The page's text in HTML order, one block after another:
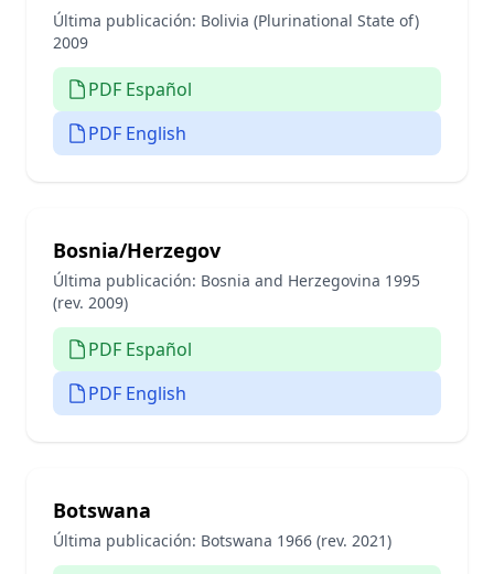
Última publicación: Bolivia (Plurinational State of)
2009
PDF Español
PDF English
Bosnia/Herzegov
Última publicación: Bosnia and Herzegovina 1995
(rev. 2009)
PDF Español
PDF English
Botswana
Última publicación: Botswana 1966 (rev. 2021)